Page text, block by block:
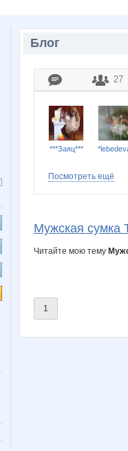
Блог
27
***Заяц***
Посмотреть ещё
Мужская сумка
Читайте мою тему
1